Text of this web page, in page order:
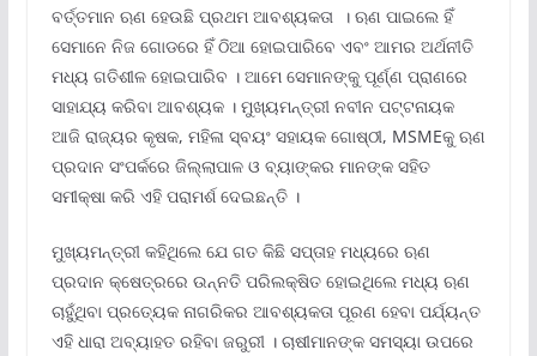
ବର୍ତ୍ତମାନ ଋଣ ହେଉଛି ପ୍ରଥମ ଆବଶ୍ୟକତା । ଋଣ ପାଇଲେ ହିଁ
ସେମାନେ ନିଜ ଗୋଡରେ ହିଁ ଠିଆ ହୋଇପାରିବେ ଏବଂ ଆମର ଅର୍ଥନୀତି
ମଧ୍ୟ ଗତିଶୀଳ ହୋଇପାରିବ । ଆମେ ସେମାନଙ୍କୁ ପୂର୍ଣ୍ଣ ପ୍ରାଣରେ
ସାହାଯ୍ୟ କରିବା ଆବଶ୍ୟକ । ମୁଖ୍ୟମନ୍ତ୍ରୀ ନବୀନ ପଟ୍ଟନାୟକ
ଆଜି ରାଜ୍ୟର କୃଷକ, ମହିଳା ସ୍ବୟଂ ସହାୟକ ଗୋଷ୍ଠୀ, MSMEକୁ ଋଣ
ପ୍ରଦାନ ସଂପର୍କରେ ଜିଲ୍ଲାପାଳ ଓ ବ୍ୟାଙ୍କର ମାନଙ୍କ ସହିତ
ସମୀକ୍ଷା କରି ଏହି ପରାମର୍ଶ ଦେଇଛନ୍ତି ।
ମୁଖ୍ୟମନ୍ତ୍ରୀ କହିଥିଲେ ଯେ ଗତ କିଛି ସପ୍ତାହ ମଧ୍ୟରେ ଋଣ
ପ୍ରଦାନ କ୍ଷେତ୍ରରେ ଉନ୍ନତି ପରିଲକ୍ଷିତ ହୋଇଥିଲେ ମଧ୍ୟ ଋଣ
ଚାହୁଁଥିବା ପ୍ରତ୍ୟେକ ନାଗରିକର ଆବଶ୍ୟକତା ପୂରଣ ହେବା ପର୍ଯ୍ୟନ୍ତ
ଏହି ଧାରା ଅବ୍ୟାହତ ରହିବା ଜରୁରୀ । ଚାଷୀମାନଙ୍କ ସମସ୍ୟା ଉପରେ